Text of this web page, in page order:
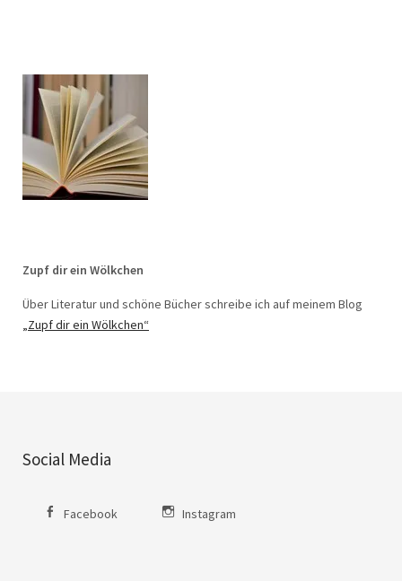
Zupf dir ein Wölkchen
Über Literatur und schöne Bücher schreibe ich auf meinem Blog
„Zupf dir ein Wölkchen“
Social Media
Facebook Instagram